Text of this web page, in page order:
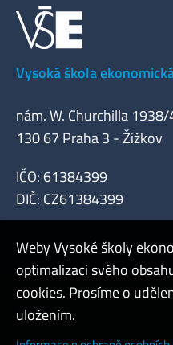
Vysoká škola
nám. W. Churchilla
130 67 Praha 3 - Žižkov
IČO: 61384399
DIČ: CZ61384399
Admin
Weby Vysoké školy
optimalizaci svého
cookies. Prosíme o
uložením.